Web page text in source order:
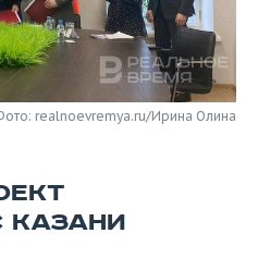
realnoevremya.ru/Ирина Олина
КАЗАНИ